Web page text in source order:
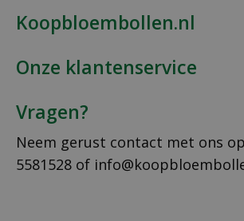
Koopbloembollen.nl
Onze klantenservice
Vragen?
Neem gerust contact met ons
5581528 of